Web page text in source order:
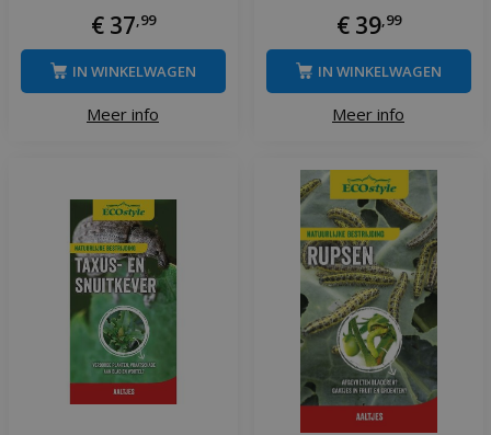
€ 37 99
Meer info
IN WINKELWAGEN
€ 39, 99
Meer info
IN WINKELWAGEN